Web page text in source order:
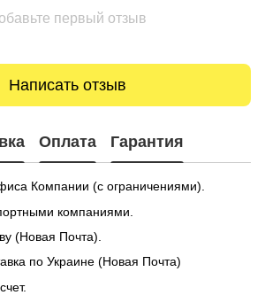
первый отзыв
Написать отзыв
Оплата Гарантия
Компании (с ограничениями).
компаниями.
(Новая Почта).
по Украине (Новая Почта)